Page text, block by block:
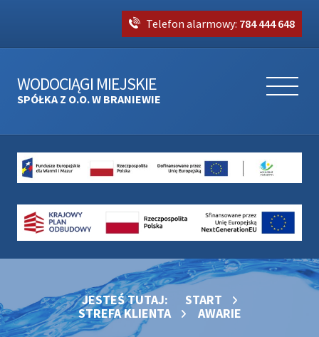
Telefon alarmowy: 784 444 648
WODOCIĄGI MIEJSKIE
SPÓŁKA Z O.O. W BRANIEWIE
JESTEŚ TUTAJ:
START
STREFA KLIENTA
AWARIE